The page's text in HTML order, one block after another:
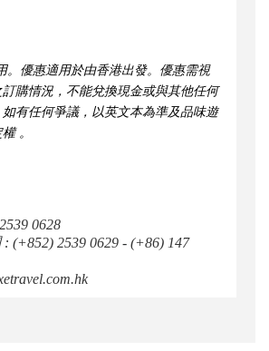
。優惠適用於由香港出發。優惠需視
購情況，不能兌換現金或與其他任何
有任何爭議，以英文本為準及品味遊
。
0628
: (+852) 2539 0629 - (+86) 147